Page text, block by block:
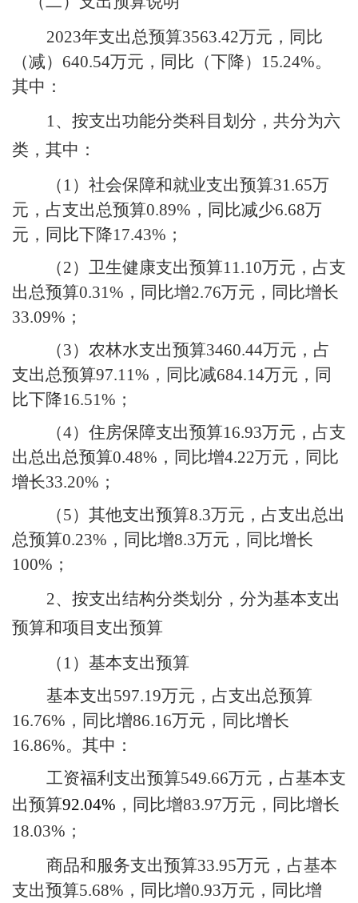
2023年支出总预算3563.42万元，同比
（减） 640.54万元，同比（下降） 15.24%。
其中：
1 、按支出功能分类科目划分，共分为六
类，其中：
（ 1 ）社会保障和就业支出预算31.65万
元，占支出总预算0.89% ，同比减少6.68万
元，同比下降17.43% ；
（2）卫生健康支出预算11.10万元，占支
出总预算0.31% ，同比增2.76万元，同比增长
33.09% ；
（3）农林水支出预算3460.44万元，占
支出总预算97.11% ，同比减684.14万元，同
比下降16.51% ；
（4）住房保障支出预算16.93万元，占支
出总出总预算0.48% ，同比增4.22万元，同比
增长33.20% ；
（5）其他支出预算8.3万元，占支出总出
总预算0.23% ，同比增8.3万元，同比增长
100% ；
2、按支出结构分类划分，分为基本支出
预算和项目支出预算
（ 1 ）基本支出预算
基本支出597.19万元，占支出总预算
16.76% ，同比增86.16万元，同比增长
16.86%。其中：
工资福利支出预算549.66万元，占基本支
出预算92.04% ，同比增83.97万元，同比增长
18.03% ；
商品和服务支出预算33.95万元，占基本
支出预算5.68% ，同比增0.93万元，同比增